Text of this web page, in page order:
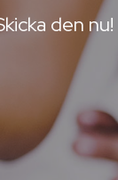
den nu!